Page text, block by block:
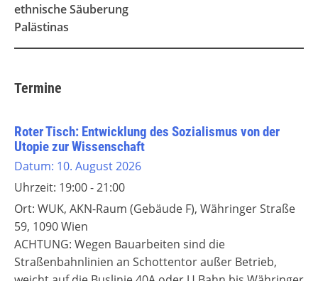
ethnische Säuberung
Palästinas
Termine
Roter Tisch: Entwicklung des Sozialismus von der
Utopie zur Wissenschaft
Datum: 10. August 2026
Uhrzeit: 19:00 - 21:00
Ort: WUK, AKN-Raum (Gebäude F), Währinger Straße
59, 1090 Wien
ACHTUNG: Wegen Bauarbeiten sind die
Straßenbahnlinien an Schottentor außer Betrieb,